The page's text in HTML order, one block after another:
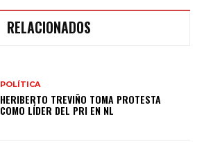
RELACIONADOS
POLÍTICA
HERIBERTO TREVIÑO TOMA PROTESTA
COMO LÍDER DEL PRI EN NL